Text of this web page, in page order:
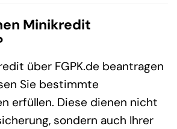
Minikredit
über FGPK.de beantragen
Sie bestimmte
erfüllen. Diese dienen nicht
sondern auch Ihrer